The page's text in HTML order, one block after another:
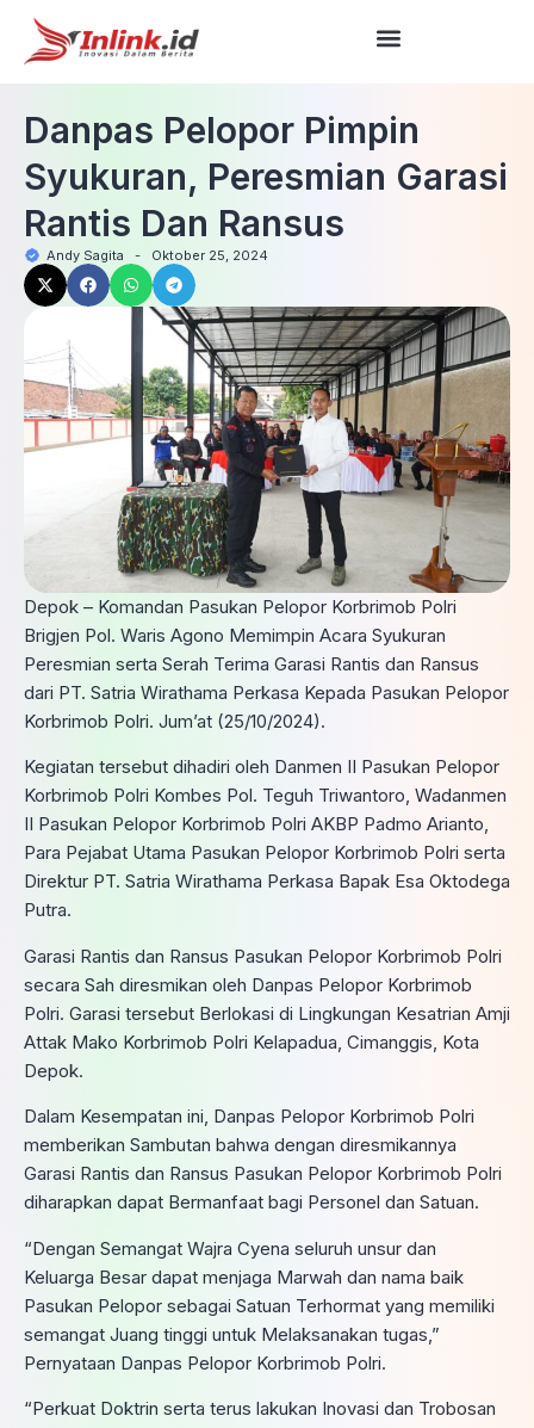
Danpas Pelopor Pimpin
Syukuran, Peresmian Garasi
Rantis Dan Ransus
Andy Sagita - Oktober 25, 2024
Depok – Komandan Pasukan Pelopor Korbrimob Polri
Brigjen Pol. Waris Agono Memimpin Acara Syukuran
Peresmian serta Serah Terima Garasi Rantis dan Ransus
dari PT. Satria Wirathama Perkasa Kepada Pasukan Pelopor
Korbrimob Polri. Jum’at (25/10/2024).
Kegiatan tersebut dihadiri oleh Danmen II Pasukan Pelopor
Korbrimob Polri Kombes Pol. Teguh Triwantoro, Wadanmen
II Pasukan Pelopor Korbrimob Polri AKBP Padmo Arianto,
Para Pejabat Utama Pasukan Pelopor Korbrimob Polri serta
Direktur PT. Satria Wirathama Perkasa Bapak Esa Oktodega
Putra.
Garasi Rantis dan Ransus Pasukan Pelopor Korbrimob Polri
secara Sah diresmikan oleh Danpas Pelopor Korbrimob
Polri. Garasi tersebut Berlokasi di Lingkungan Kesatrian Amji
Attak Mako Korbrimob Polri Kelapadua, Cimanggis, Kota
Depok.
Dalam Kesempatan ini, Danpas Pelopor Korbrimob Polri
memberikan Sambutan bahwa dengan diresmikannya
Garasi Rantis dan Ransus Pasukan Pelopor Korbrimob Polri
diharapkan dapat Bermanfaat bagi Personel dan Satuan.
“Dengan Semangat Wajra Cyena seluruh unsur dan
Keluarga Besar dapat menjaga Marwah dan nama baik
Pasukan Pelopor sebagai Satuan Terhormat yang memiliki
semangat Juang tinggi untuk Melaksanakan tugas,”
Pernyataan Danpas Pelopor Korbrimob Polri.
“Perkuat Doktrin serta terus lakukan Inovasi dan Trobosan